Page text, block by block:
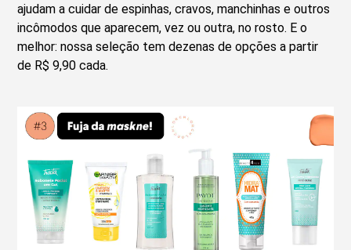
ajudam a cuidar de espinhas, cravos, manchinhas e outros
incômodos que aparecem, vez ou outra, no rosto. E o
melhor: nossa seleção tem dezenas de opções a partir
de R$ 9,90 cada.